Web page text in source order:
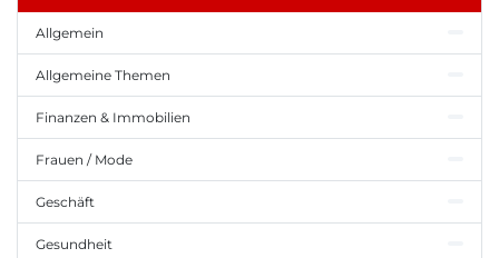
Allgemein
Allgemeine Themen
Finanzen & Immobilien
Frauen / Mode
Geschäft
Gesundheit